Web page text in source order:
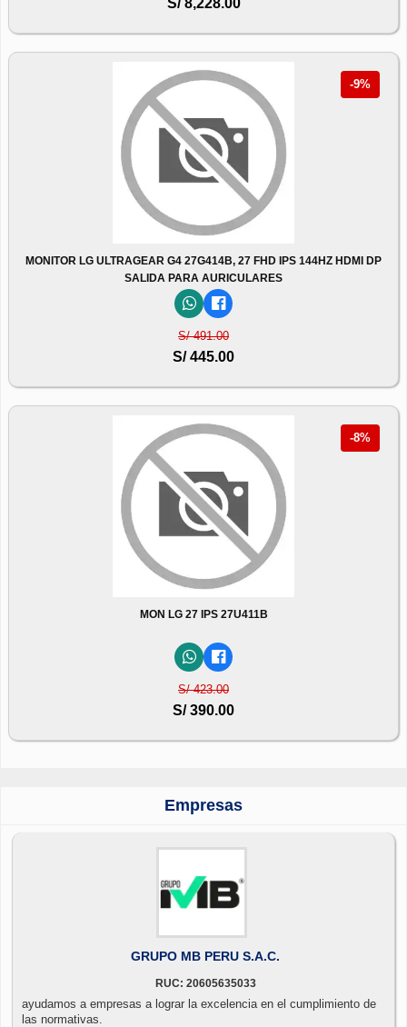
-9%
MONITOR LG ULTRAGEAR G4 27G414B, 27 FHD IPS 144HZ HDMI DP
SALIDA PARA AURICULARES
S/ 491.00
S/ 445.00
-8%
MON LG 27 IPS 27U411B
S/ 423.00
S/ 390.00
Empresas
GRUPO MB PERU S.A.C.
RUC: 20605635033
ayudamos a empresas a lograr la excelencia en el cumplimiento de
las normativas.